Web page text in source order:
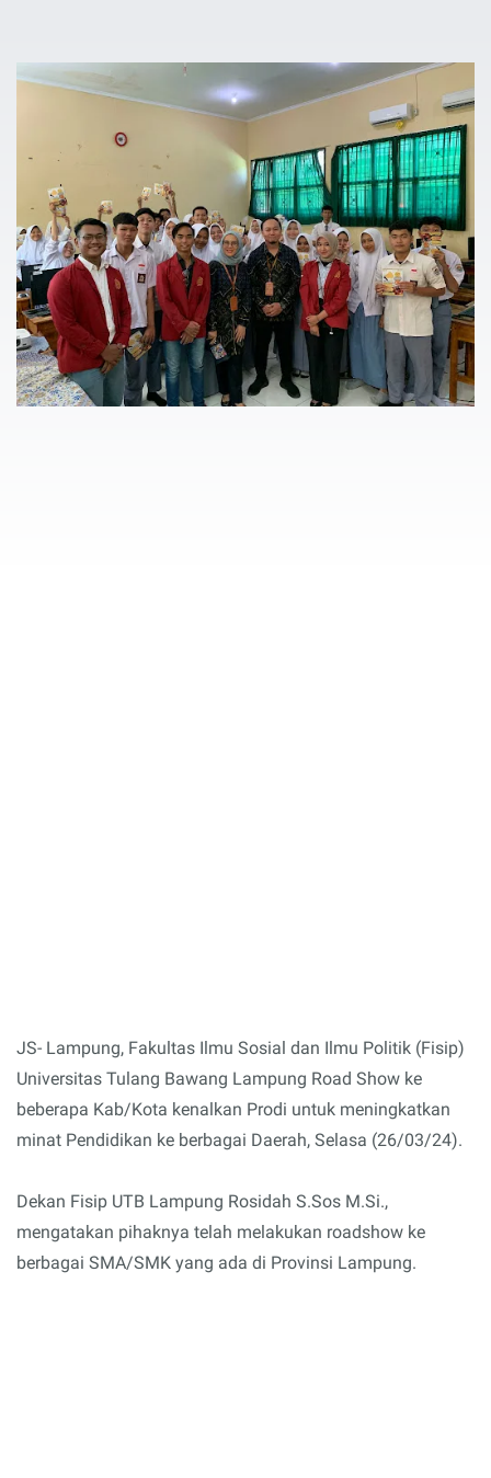
JS- Lampung, Fakultas Ilmu Sosial dan Ilmu Politik (Fisip)
Universitas Tulang Bawang Lampung Road Show ke
beberapa Kab/Kota kenalkan Prodi untuk meningkatkan
minat Pendidikan ke berbagai Daerah, Selasa (26/03/24).
Dekan Fisip UTB Lampung Rosidah S.Sos M.Si.,
mengatakan pihaknya telah melakukan roadshow ke
berbagai SMA/SMK yang ada di Provinsi Lampung.